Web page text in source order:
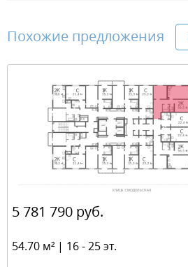
Похожие предложения
5 781 790 руб.
54.70 м² | 16 - 25 эт.